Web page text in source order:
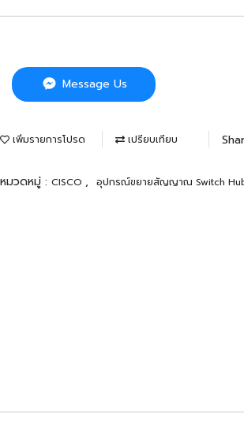
Message Us
เพิ่มรายการโปรด เปรียบเทียบ
หมวดหมู่ : CISCO , อุปกรณ์ขยายสัญญาณ Switch